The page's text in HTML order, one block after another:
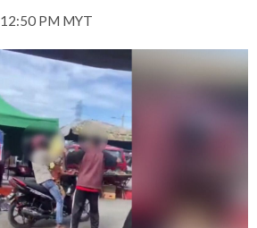
12:50 PM MYT